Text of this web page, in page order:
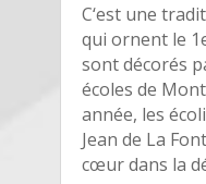
C‘est une
qui ornent le
sont décorés
écoles de
année, les
Jean de La
cœur dans la